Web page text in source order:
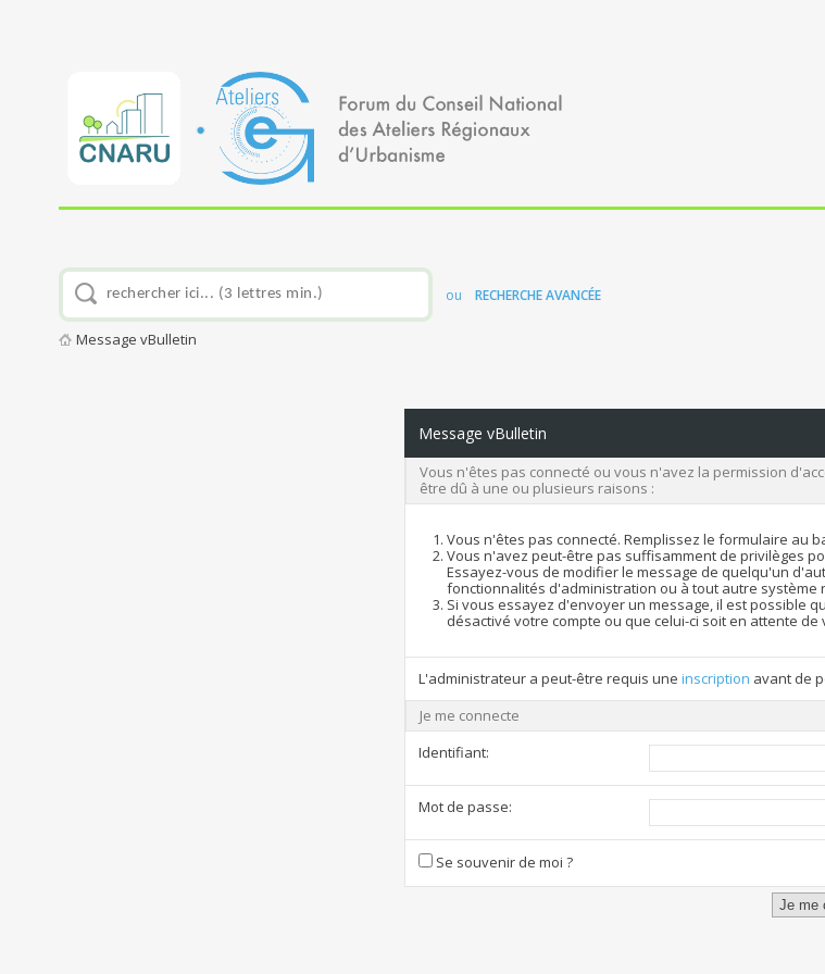
ou RECHERCHE AVANCÉE
Message vBulletin
Message vBulletin
Vous n'êtes pas connecté ou vous n'avez la permission
être dû à une ou plusieurs raisons :
Vous n'êtes pas connecté. Remplissez le formulaire au
Vous n'avez peut-être pas suffisamment de privilèges
Essayez-vous de modifier le message de quelqu'un
fonctionnalités d'administration ou à tout autre système
Si vous essayez d'envoyer un message, il est possible
désactivé votre compte ou que celui-ci soit en attente de
L'administrateur a peut-être requis une inscription avant de
Je me connecte
Identifiant:
Mot de passe:
Se souvenir de moi ?